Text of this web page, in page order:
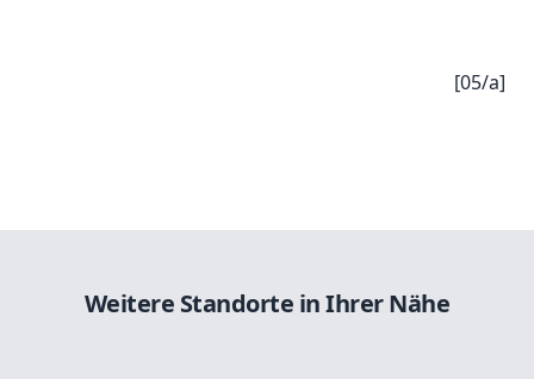
[05/a]
Weitere Standorte in Ihrer Nähe